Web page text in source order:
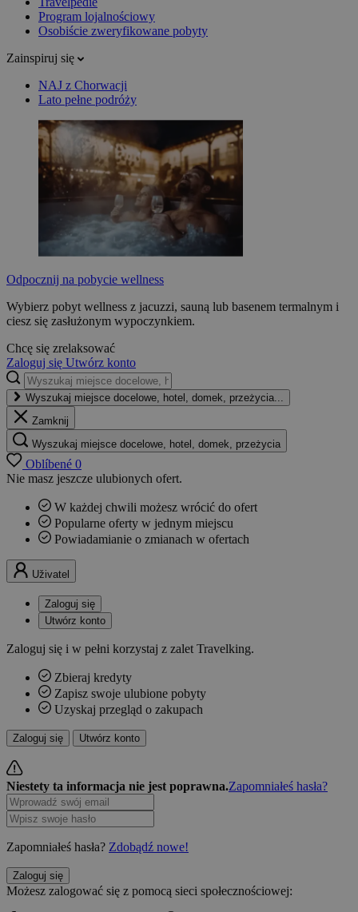
Program lojalnościowy
Osobiście zweryfikowane pobyty
Zainspiruj się
NAJ z Chorwacji
Lato pełne podróży
Odpocznij na pobycie wellness
Wybierz pobyt wellness z jacuzzi, sauną lub basenem termalnym i
ciesz się zasłużonym wypoczynkiem.
Chcę się zrelaksować
Zaloguj się Utwórz konto
Wyszukaj miejsce docelowe, hotel, domek, przeżycia...
Zamknij
Wyszukaj miejsce docelowe, hotel, domek, przeżycia
Oblíbené 0
Nie masz jeszcze ulubionych ofert.
W każdej chwili możesz wrócić do ofert
Popularne oferty w jednym miejscu
Powiadamianie o zmianach w ofertach
Uživatel
Zaloguj się
Utwórz konto
Zaloguj się i w pełni korzystaj z zalet Travelking.
Zbieraj kredyty
Zapisz swoje ulubione pobyty
Uzyskaj przegląd o zakupach
Zaloguj się Utwórz konto
Niestety ta informacja nie jest poprawna.Zapomniałeś hasła?
Zapomniałeś hasła? Zdobądź nowe!
Zaloguj się
Możesz zalogować się z pomocą sieci społecznościowej: